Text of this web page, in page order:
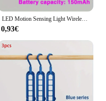
LED Motion Sensing Light Wireless USB ricaricabile Motion Detection adatto per armadio da cucina corridoio e luci per scale
0,93€